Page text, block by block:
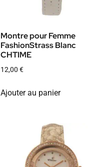
Montre pour Femme
FashionStrass Blanc
CHTIME
12,00 €
Ajouter au panier